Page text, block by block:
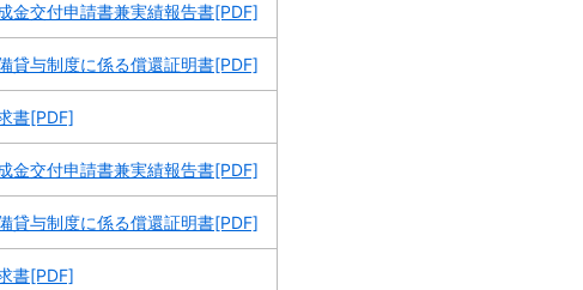
金交付申請書兼実績報告書[PDF]
貸与制度に係る償還証明書[PDF]
書[PDF]
金交付申請書兼実績報告書[PDF]
貸与制度に係る償還証明書[PDF]
書[PDF]